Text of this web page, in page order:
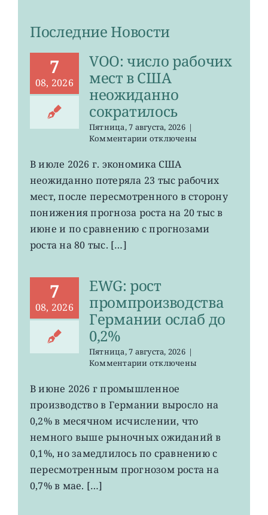
Последние Новости
7
08, 2026
VOO: число рабочих
мест в США
неожиданно
сократилось
Пятница, 7 августа, 2026 |
Комментариик
VOO:
рабочих
мест
США
неожиданно
отключены
В июле 2026 г. экономика США
неожиданно потеряла 23 тыс рабочих
мест, после пересмотренного в сторону
понижения прогноза роста на 20 тыс в
июне и по сравнению с прогнозами
роста на 80 тыс. […]
7
08, 2026
EWG: рост
промпроизводства
Германии ослаб до
0,2%
Пятница, 7 августа, 2026 |
Комментариик
EWG:
рост
промпроизводства
Германии
до
0,2%
отключены
В июне 2026 г промышленное
производство в Германии выросло на
0,2% в месячном исчислении, что
немного выше рыночных ожиданий в
0,1%, но замедлилось по сравнению с
пересмотренным прогнозом роста на
0,7% в мае. […]